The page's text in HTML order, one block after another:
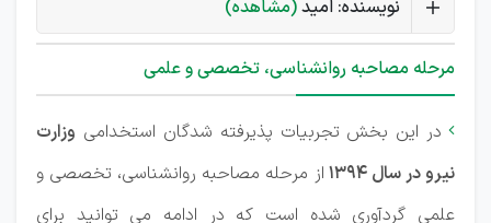
نویسنده: امید(مشاهده)
مرحله مصاحبه روانشناسی، تخصصی و علمی
 در این بخش تجربیات پذیرفته شدگان استخدامی وزارت
نیرو در سال 1394
از مرحله مصاحبه روانشناسی، تخصصی و
علمی گردآوری شده است که در ادامه می توانید برای